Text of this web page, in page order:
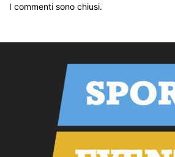
I commenti sono chiusi.